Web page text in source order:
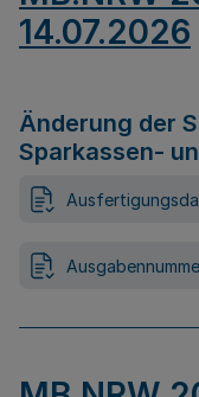
14.07.2026
Änderung der
Sparkassen-